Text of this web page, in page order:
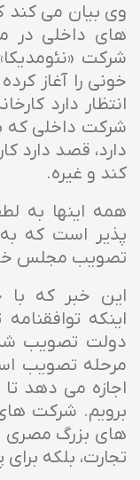
وی بیان می کند
های داخلی در
شرکت
خونی را آغاز
انتظار دارد
شرکت داخلی که
دارد، قصد دارد
کند و غیره.
همه اینها به
پذیر است که به
تصویب مجلس
این خبر که با
اینکه
دولت تصویب
مرحله تصویب
اجازه می دهد
برویم. شرکت
های بزرگ مصری
تجارت، بلکه